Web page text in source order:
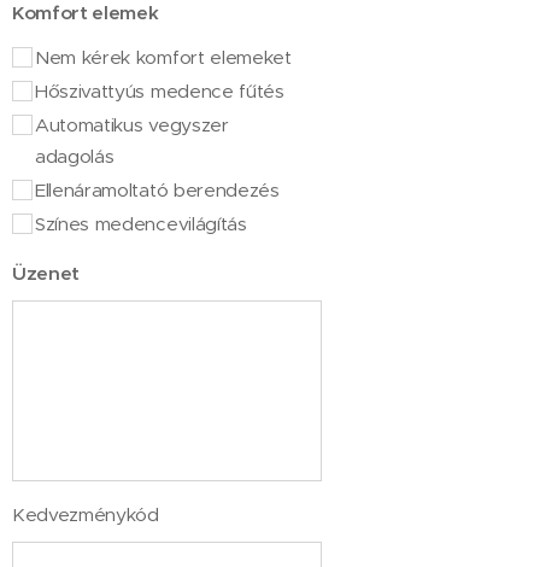
Komfort elemek
Nem kérek komfort elemeket
Hőszivattyús medence fűtés
Automatikus vegyszer
adagolás
Ellenáramoltató berendezés
Színes medencevilágítás
Üzenet
Kedvezménykód